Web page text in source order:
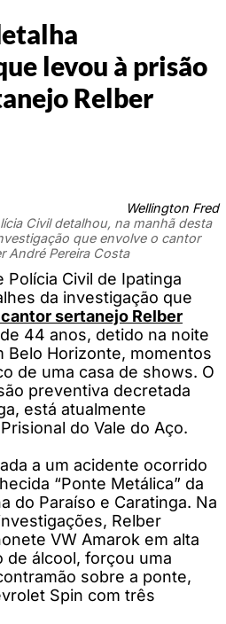
levou à prisão
Relber
Wellington Fred
Civil detalhou, na manhã desta
que envolve o cantor
André Pereira Costa
Polícia Civil de Ipatinga
da investigação que
sertanejo Relber
44 anos, detido na noite
Belo Horizonte, momentos
de uma casa de shows. O
preventiva decretada
está atualmente
do Vale do Aço.
a um acidente ocorrido
“Ponte Metálica” da
do Paraíso e Caratinga. Na
Relber
VW Amarok em alta
álcool, forçou uma
sobre a ponte,
Spin com três